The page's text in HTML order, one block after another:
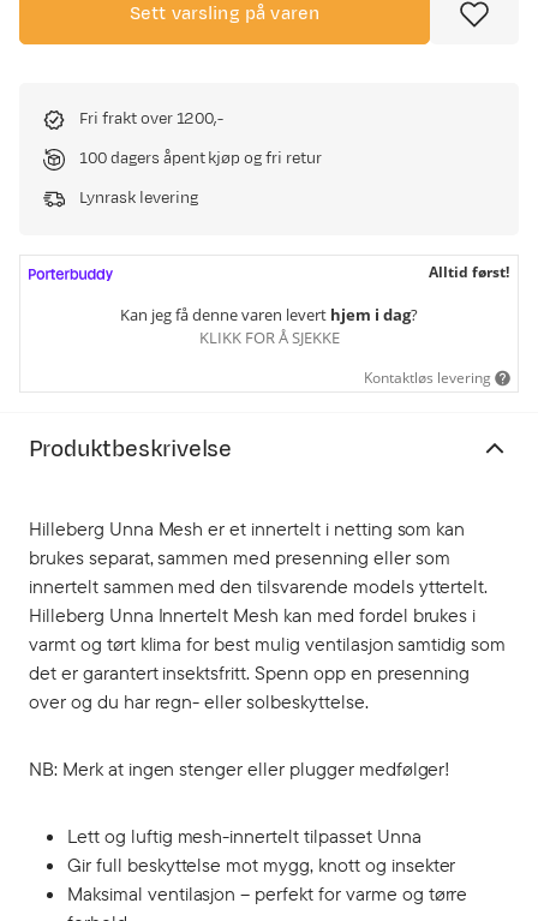
Sett varsling på varen
Fri frakt over 1200,-
100 dagers åpent kjøp og fri retur
Lynrask levering
Alltid først!
Kan jeg få denne varen levert hjem i dag?
KLIKK FOR Å SJEKKE
Kontaktløs levering
Produktbeskrivelse
Hilleberg Unna Mesh er et innertelt i netting som kan
brukes separat, sammen med presenning eller som
innertelt sammen med den tilsvarende models yttertelt.
Hilleberg Unna Innertelt Mesh kan med fordel brukes i
varmt og tørt klima for best mulig ventilasjon samtidig som
det er garantert insektsfritt. Spenn opp en presenning
over og du har regn- eller solbeskyttelse.
NB: Merk at ingen stenger eller plugger medfølger!
Lett og luftig mesh-innertelt tilpasset Unna
Gir full beskyttelse mot mygg, knott og insekter
Maksimal ventilasjon – perfekt for varme og tørre